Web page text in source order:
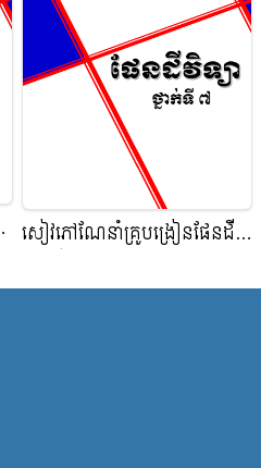
សៀវភៅណែនាំគ្រូបង្រៀនផែនដី